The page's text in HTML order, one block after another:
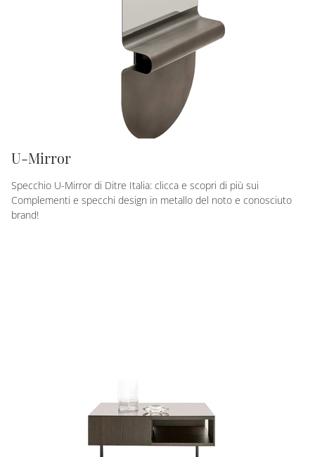
U-Mirror
Specchio U-Mirror di Ditre Italia: clicca e scopri di più sui
Complementi e specchi design in metallo del noto e conosciuto
brand!